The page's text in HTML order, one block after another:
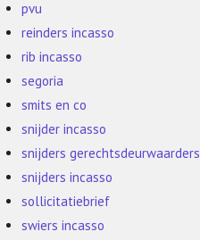
pvu
reinders incasso
rib incasso
segoria
smits en co
snijder incasso
snijders gerechtsdeurwaarders
snijders incasso
sollicitatiebrief
swiers incasso